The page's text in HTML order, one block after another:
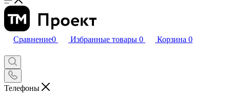
Сравнение0 Избранные товары 0 Корзина 0
Телефоны